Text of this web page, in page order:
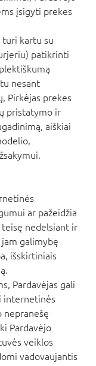
įsigyti prekes
turi kartu su
patikrinti
nesant
Pirkėjas prekes
pristatymo ir
aiškiai
ar pažeidžia
teisę nedelsiant ir
galimybę
išskirtiniais
Pardavėjas gali
internetinės
nepranešę
Pardavėjo
veiklos
vadovaujantis